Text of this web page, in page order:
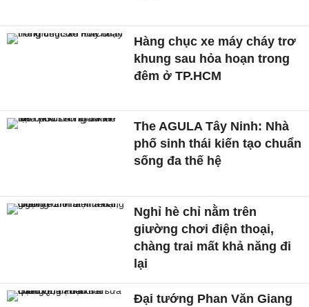
Hàng chục xe máy cháy trơ
khung sau hỏa hoạn trong
đêm ở TP.HCM
The AGULA Tây Ninh: Nhà
phố sinh thái kiến tạo chuẩn
sống đa thế hệ
Nghỉ hè chỉ nằm trên
giường chơi điện thoại,
chàng trai mất khả năng đi
lại
Đại tướng Phan Văn Giang